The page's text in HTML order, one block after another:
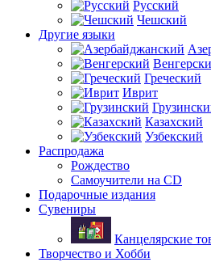
Русский
Чешский
Другие языки
Греческий
Иврит
Казахский
Узбекский
Распродажа
Рождество
Самоучители на CD
Подарочные издания
Сувениры
Канцелярские
Творчество и Хобби